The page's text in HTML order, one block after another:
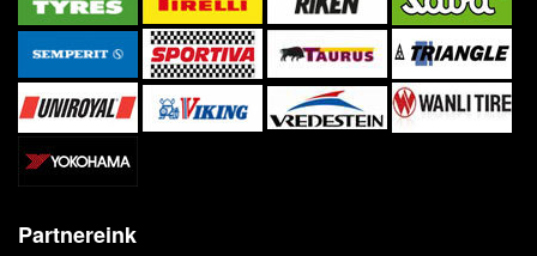
Partnereink